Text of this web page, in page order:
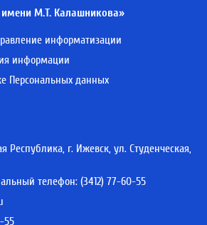
М.Т. Калашникова»
информатизации
информации
Персональных данных
Республика, г. Ижевск, ул. Студенческая,
телефон: (3412) 77-60-55
55